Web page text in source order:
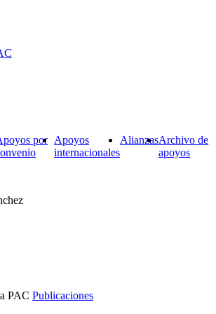
por Apoyos
internacionales
AlianzasArchivo de
apoyos
PAC Publicaciones